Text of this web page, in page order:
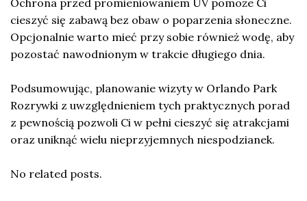
cieszyć się zabawą bez obaw o poparzenia słoneczne.
Opcjonalnie warto mieć przy sobie również wodę, aby
pozostać nawodnionym w trakcie długiego dnia.
Podsumowując, planowanie wizyty w Orlando Park
Rozrywki z uwzględnieniem tych praktycznych porad
z pewnością pozwoli Ci w pełni cieszyć się atrakcjami
oraz uniknąć wielu nieprzyjemnych niespodzianek.
No related posts.